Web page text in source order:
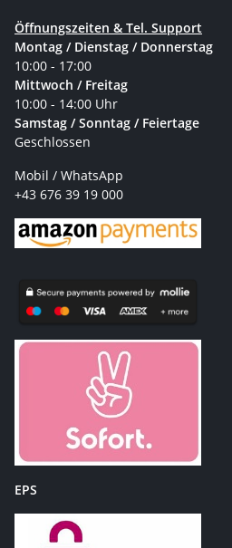
Öffnungszeiten & Tel. Support
Montag / Dienstag / Donnerstag
10:00 - 17:00
Mittwoch / Freitag
10:00 - 14:00 Uhr
Samstag / Sonntag / Feiertage
Geschlossen
Mobil / WhatsApp
+43 676 39 19 000
EPS